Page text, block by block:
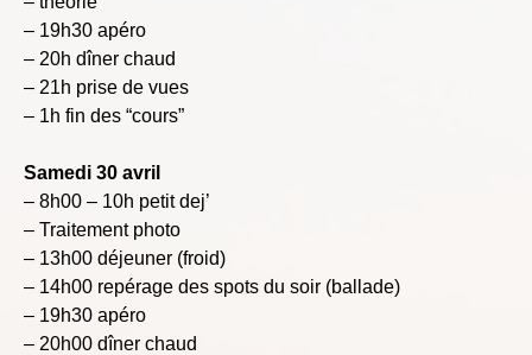
– 19h30 apéro
– 20h dîner chaud
– 21h prise de vues
– 1h fin des “cours”
Samedi 30 avril
– 8h00 – 10h petit dej’
– Traitement photo
– 13h00 déjeuner (froid)
– 14h00 repérage des spots du soir (ballade)
– 19h30 apéro
– 20h00 dîner chaud